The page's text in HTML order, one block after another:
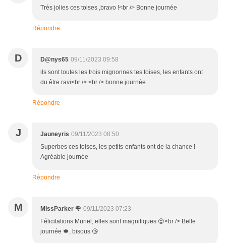
Très jolies ces toises ,bravo !<br /> Bonne journée
Répondre
D D@nys65 09/11/2023 09:58
ils sont toutes les trois mignonnes tes toises, les enfants ont
du être ravi<br /> <br /> bonne journée
Répondre
J Jauneyris 09/11/2023 08:50
Superbes ces toises, les petits-enfants ont de la chance !
Agréable journée
Répondre
M MissParker 🌹 09/11/2023 07:23
Félicitations Muriel, elles sont magnifiques 😍<br /> Belle
journée 🍁, bisous 😘